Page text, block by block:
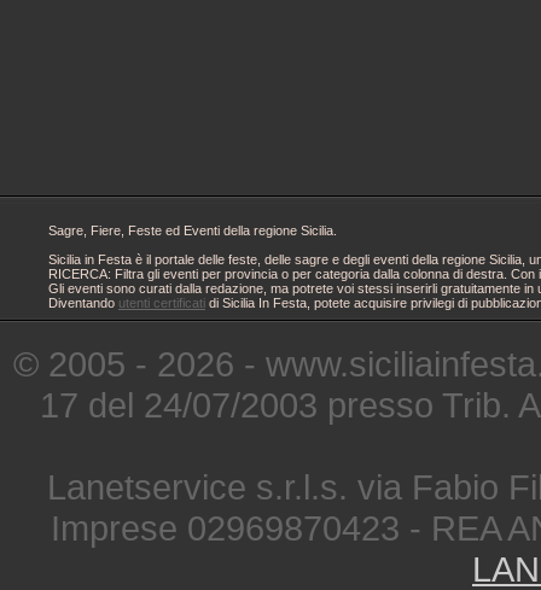
Sagre, Fiere, Feste ed Eventi della regione Sicilia.
Sicilia in Festa è il portale delle feste, delle sagre e degli eventi della regione
RICERCA: Filtra gli eventi per provincia o per categoria dalla colonna di destra.
Gli eventi sono curati dalla redazione, ma potrete voi stessi inserirli gratuitamente
Diventando utenti certificati di Sicilia In Festa, potete acquisire privilegi di
© 2005 - 2026 -
17 del 24/07/2003 presso Trib.
Lanetservice s.r.l.s. via Fabio
Imprese 02969870423 - REA